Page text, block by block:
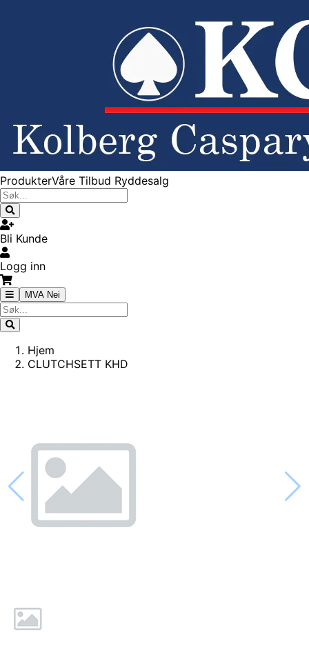
ProdukterVåre Tilbud Ryddesalg
Bli Kunde
Logg inn
MVA Nei
Hjem
CLUTCHSETT KHD